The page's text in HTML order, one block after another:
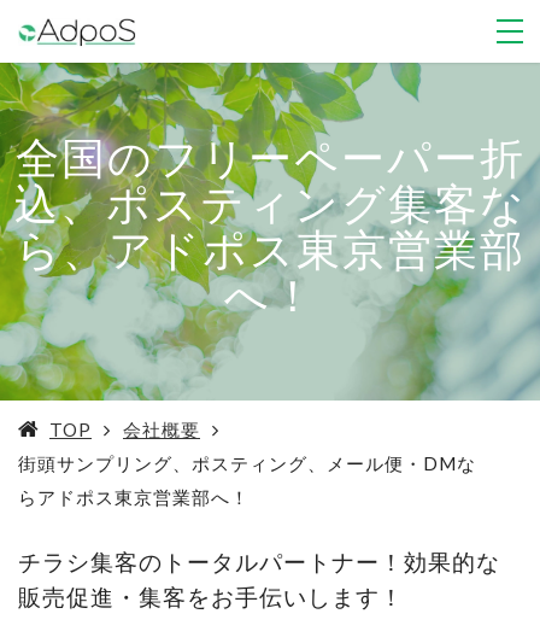
全国のフリーペーパー折
込、ポスティング集客な
ら、アドポス東京営業部
へ！
TOP
会社概要
街頭サンプリング、ポスティング、メール便・DMな
らアドポス東京営業部へ！
チラシ集客のトータルパートナー！効果的な
販売促進・集客をお手伝いします！